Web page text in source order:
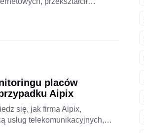
placów
Aipix
się, jak firma Aipix,
usług telekomunikacyjnych,